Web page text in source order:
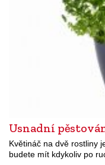
Usnadní
Květináč na dvě rostliny
budete mít kdykoliv po